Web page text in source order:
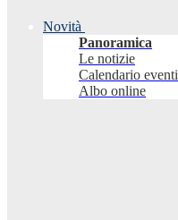
Novità
Panoramica
Le notizie
Calendario eventi
Albo online